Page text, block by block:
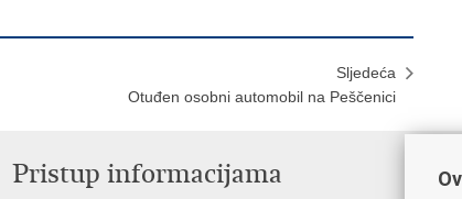
Sljedeća
Otuđen osobni automobil na Peščenici
Pristup informacijama